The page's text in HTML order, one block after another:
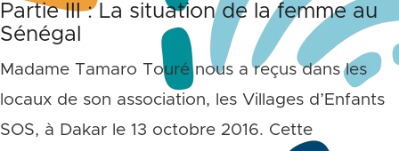
Partie III : La situation de la femme au
Sénégal
Madame Tamaro Touré nous a reçus dans les
locaux de son association, les Villages d’Enfants
SOS, à Dakar le 13 octobre 2016. Cette